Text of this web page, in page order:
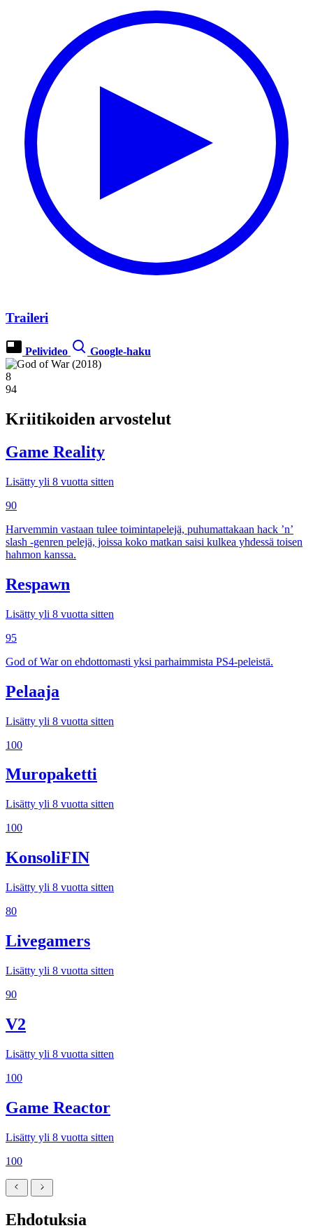
Traileri
Pelivideo Google-haku
8
94
Kriitikoiden arvostelut
Game Reality
Lisätty yli 8 vuotta sitten
90
Harvemmin vastaan tulee toimintapelejä, puhumattakaan hack ’n’
slash -genren pelejä, joissa koko matkan saisi kulkea yhdessä toisen
hahmon kanssa.
Respawn
Lisätty yli 8 vuotta sitten
95
God of War on ehdottomasti yksi parhaimmista PS4-peleistä.
Pelaaja
Lisätty yli 8 vuotta sitten
100
Muropaketti
Lisätty yli 8 vuotta sitten
100
KonsoliFIN
Lisätty yli 8 vuotta sitten
80
Livegamers
Lisätty yli 8 vuotta sitten
90
V2
Lisätty yli 8 vuotta sitten
100
Game Reactor
Lisätty yli 8 vuotta sitten
100
Ehdotuksia